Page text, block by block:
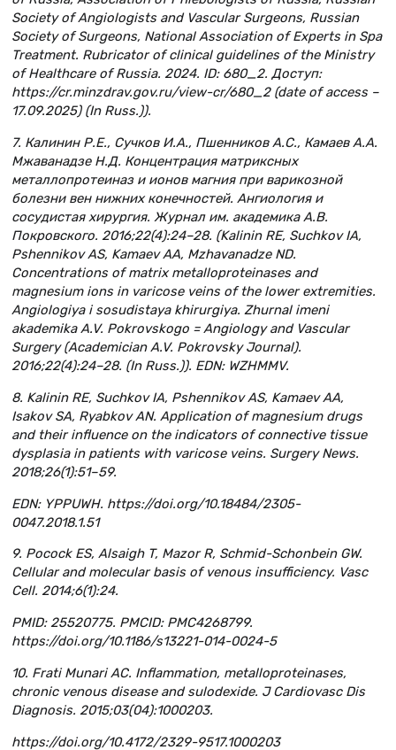
Society of Angiologists and Vascular Surgeons, Russian
Society of Surgeons, National Association of Experts in Spa
Treatment. Rubricator of clinical guidelines of the Ministry
of Healthcare of Russia. 2024. ID: 680_2. Доступ:
https://cr.minzdrav.gov.ru/view-cr/680_2 (date of access –
17.09.2025) (In Russ.)).
7. Калинин Р.Е., Сучков И.А., Пшенников А.С., Камаев А.А.
Мжаванадзе Н.Д. Концентрация матриксных
металлопротеиназ и ионов магния при варикозной
болезни вен нижних конечностей. Ангиология и
сосудистая хирургия. Журнал им. академика А.В.
Покровского. 2016;22(4):24–28. (Kalinin RE, Suchkov IA,
Pshennikov AS, Kamaev AA, Mzhavanadze ND.
Concentrations of matrix metalloproteinases and
magnesium ions in varicose veins of the lower extremities.
Angiologiya i sosudistaya khirurgiya. Zhurnal imeni
akademika A.V. Pokrovskogo = Angiology and Vascular
Surgery (Academician A.V. Pokrovsky Journal).
2016;22(4):24–28. (In Russ.)). EDN: WZHMMV.
8. Kalinin RE, Suchkov IA, Pshennikov AS, Kamaev AA,
Isakov SA, Ryabkov AN. Application of magnesium drugs
and their influence on the indicators of connective tissue
dysplasia in patients with varicose veins. Surgery News.
2018;26(1):51–59.
EDN: YPPUWH. https://doi.org/10.18484/2305-
0047.2018.1.51
9. Pocock ES, Alsaigh T, Mazor R, Schmid-Schonbein GW.
Cellular and molecular basis of venous insufficiency. Vasc
Cell. 2014;6(1):24.
PMID: 25520775. PMCID: PMC4268799.
https://doi.org/10.1186/s13221-014-0024-5
10. Frati Munari AC. Inflammation, metalloproteinases,
chronic venous disease and sulodexide. J Cardiovasc Dis
Diagnosis. 2015;03(04):1000203.
https://doi.org/10.4172/2329-9517.1000203